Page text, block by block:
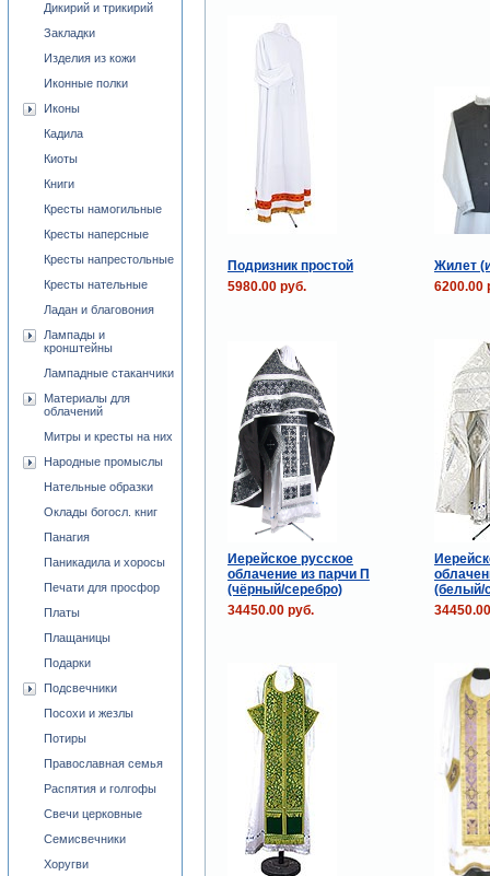
Подризник простой
Жилет
5980.00 руб.
6200.00
Иерейское русское
облачение из парчи П
(чёрный/серебро)
(белый/
34450.00 руб.
Дикирий и трикирий
Закладки
Изделия из кожи
Иконные полки
Иконы
Кадила
Киоты
Книги
Кресты намогильные
Кресты наперсные
Кресты напрестольные
Кресты нательные
Ладан и благовония
Лампады и
кронштейны
Лампадные стаканчики
Материалы для
облачений
Митры и кресты на них
Народные промыслы
Нательные образки
Оклады богосл. книг
Панагия
Паникадила и хоросы
Печати для просфор
Платы
Плащаницы
Подарки
Подсвечники
Посохи и жезлы
Потиры
Православная семья
Распятия и голгофы
Свечи церковные
Семисвечники
Хоругви